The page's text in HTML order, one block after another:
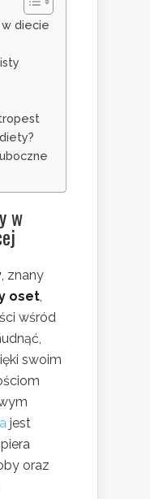
diecie
w
, znany
oset,
wśród
swoim
jest
oraz